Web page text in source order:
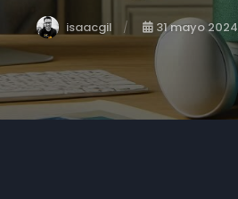
isaacgil 31 mayo 2024